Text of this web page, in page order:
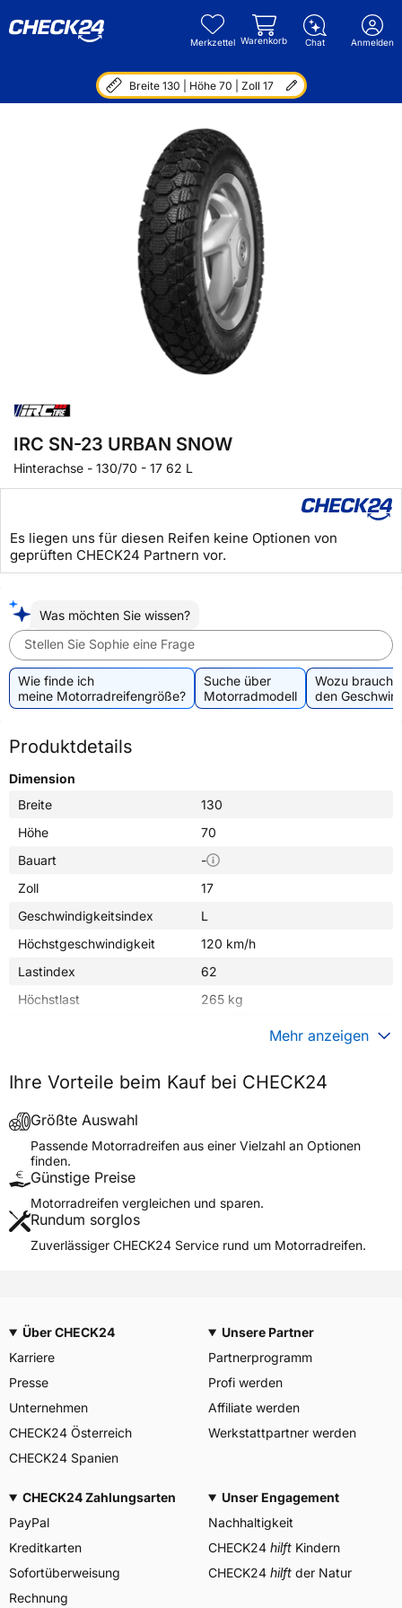
Merkzettel Warenkorb Chat Anmelden
Breite 130 | Höhe 70 | Zoll 17
IRC SN-23 URBAN SNOW
Hinterachse - 130/70 - 17 62 L
Es liegen uns für diesen Reifen keine Optionen von
geprüften CHECK24 Partnern vor.
Was möchten Sie wissen?
Stellen Sie Sophie eine Frage
Wie finde ich
meine Motorradreifengröße?
Suche über
Motorradmodell
Wozu
den
Produktdetails
Dimension
Breite
130
Höhe
70
Bauart
-
Zoll
17
Geschwindigkeitsindex
L
Höchstgeschwindigkeit
120 km/h
Lastindex
62
Höchstlast
265 kg
Fahrzeugtyp
Motorrad
Verwendung
Modellname
SN-23 URBAN SNOW
Reifenposition
Motorradtyp
General
Weitere Eigenschaften
Allgemeine Produktsicherheit (GPSR)
Herstellerkontakt
Inoue Rubber Co., Ltd.,
Mehr anzeigen
Ihre Vorteile beim Kauf bei CHECK24
Größte Auswahl
Passende Motorradreifen aus einer Vielzahl an Optionen
finden.
Günstige Preise
Motorradreifen vergleichen und sparen.
Rundum sorglos
Zuverlässiger CHECK24 Service rund um Motorradreifen.
Über CHECK24
Karriere
Presse
Unternehmen
CHECK24 Österreich
CHECK24 Spanien
Unsere Partner
Partnerprogramm
Profi werden
Affiliate werden
Werkstattpartner werden
CHECK24 Zahlungsarten
PayPal
Kreditkarten
Sofortüberweisung
Rechnung
Unser Engagement
Nachhaltigkeit
CHECK24 hilft Kindern
CHECK24 hilft der Natur